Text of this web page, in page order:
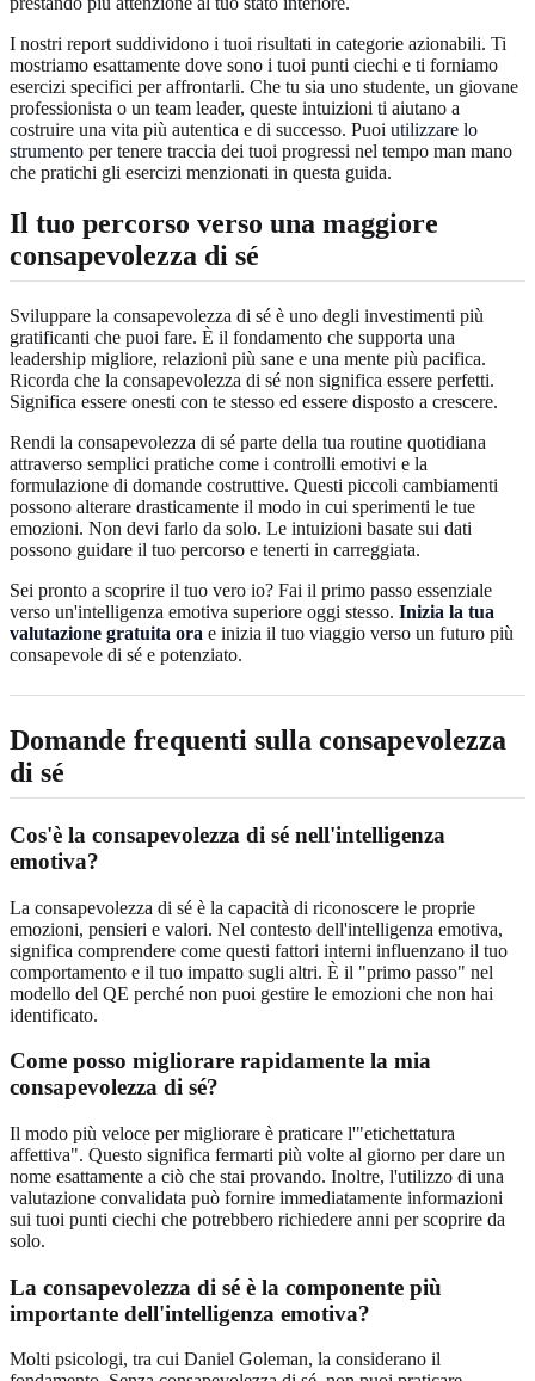
I nostri report suddividono i tuoi risultati in categorie azionabili. Ti
mostriamo esattamente dove sono i tuoi punti ciechi e ti forniamo
esercizi specifici per affrontarli. Che tu sia uno studente, un giovane
professionista o un team leader, queste intuizioni ti aiutano a
costruire una vita più autentica e di successo. Puoi utilizzare lo
strumento per tenere traccia dei tuoi progressi nel tempo man mano
che pratichi gli esercizi menzionati in questa guida.
Il tuo percorso verso una maggiore
consapevolezza di sé
Sviluppare la consapevolezza di sé è uno degli investimenti più
gratificanti che puoi fare. È il fondamento che supporta una
leadership migliore, relazioni più sane e una mente più pacifica.
Ricorda che la consapevolezza di sé non significa essere perfetti.
Significa essere onesti con te stesso ed essere disposto a crescere.
Rendi la consapevolezza di sé parte della tua routine quotidiana
attraverso semplici pratiche come i controlli emotivi e la
formulazione di domande costruttive. Questi piccoli cambiamenti
possono alterare drasticamente il modo in cui sperimenti le tue
emozioni. Non devi farlo da solo. Le intuizioni basate sui dati
possono guidare il tuo percorso e tenerti in carreggiata.
Sei pronto a scoprire il tuo vero io? Fai il primo passo essenziale
verso un'intelligenza emotiva superiore oggi stesso. Inizia la tua
valutazione gratuita ora e inizia il tuo viaggio verso un futuro più
consapevole di sé e potenziato.
Domande frequenti sulla consapevolezza
di sé
Cos'è la consapevolezza di sé nell'intelligenza
emotiva?
La consapevolezza di sé è la capacità di riconoscere le proprie
emozioni, pensieri e valori. Nel contesto dell'intelligenza emotiva,
significa comprendere come questi fattori interni influenzano il tuo
comportamento e il tuo impatto sugli altri. È il "primo passo" nel
modello del QE perché non puoi gestire le emozioni che non hai
identificato.
Come posso migliorare rapidamente la mia
consapevolezza di sé?
Il modo più veloce per migliorare è praticare l'"etichettatura
affettiva". Questo significa fermarti più volte al giorno per dare un
nome esattamente a ciò che stai provando. Inoltre, l'utilizzo di una
valutazione convalidata può fornire immediatamente informazioni
sui tuoi punti ciechi che potrebbero richiedere anni per scoprire da
solo.
La consapevolezza di sé è la componente più
importante dell'intelligenza emotiva?
Molti psicologi, tra cui Daniel Goleman, la considerano il